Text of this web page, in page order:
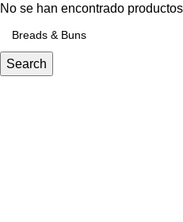
No se han encontrado
Search